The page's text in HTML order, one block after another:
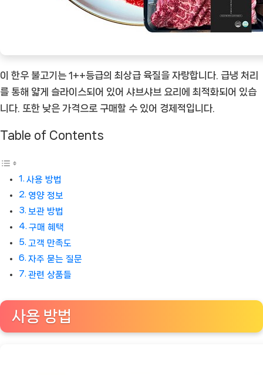
이 한우 불고기는 1++등급의 최상급 육질을 자랑합니다. 급냉 처리
를 통해 얇게 슬라이스되어 있어 샤브샤브 요리에 최적화되어 있습
니다. 또한 낮은 가격으로 구매할 수 있어 경제적입니다.
Table of Contents
사용 방법
영양 정보
보관 방법
구매 혜택
고객 만족도
자주 묻는 질문
관련 상품들
사용 방법